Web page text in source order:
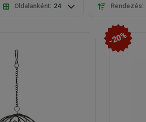
Oldalanként: 24 Rendezés:
-20%